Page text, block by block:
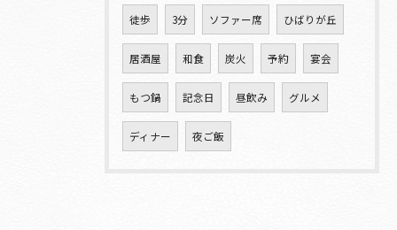
徒歩 3分 ソファー席 ひばりが丘
居酒屋 和食 炭火 予約 宴会
もつ鍋 記念日 昼飲み グルメ
ディナー 夜ご飯